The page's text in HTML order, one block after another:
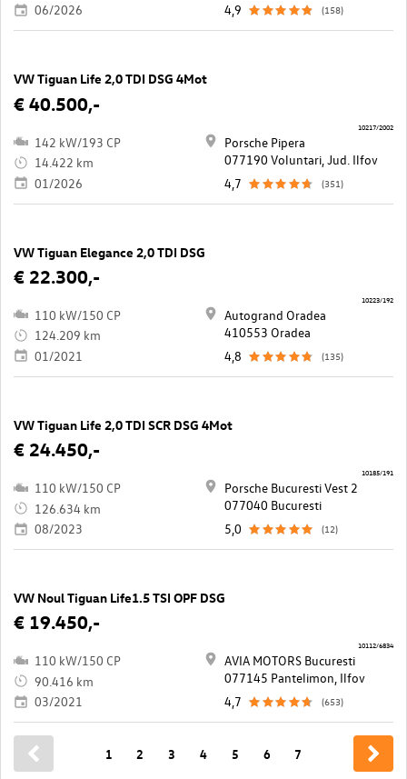
06/2026
4,9
(158)
VW Tiguan Life 2,0 TDI DSG 4Mot
€ 40.500,-
142 kW/193 CP
14.422 km
01/2026
Porsche Pipera
077190 Voluntari, Jud. Ilfov
4,7
(351)
10217/2002
VW Tiguan Elegance 2,0 TDI DSG
€ 22.300,-
110 kW/150 CP
124.209 km
01/2021
Autogrand Oradea
410553 Oradea
4,8
(135)
10223/192
VW Tiguan Life 2,0 TDI SCR DSG 4Mot
€ 24.450,-
110 kW/150 CP
126.634 km
08/2023
Porsche Bucuresti Vest 2
077040 Bucuresti
5,0
(12)
10185/191
VW Noul Tiguan Life1.5 TSI OPF DSG
€ 19.450,-
110 kW/150 CP
90.416 km
03/2021
AVIA MOTORS Bucuresti
077145 Pantelimon, Ilfov
4,7
(653)
10112/6834
1 2 3 4 5 6 7